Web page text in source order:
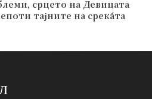
срцето на Девицата
тајните на среќата